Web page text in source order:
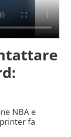
NBA e
fa